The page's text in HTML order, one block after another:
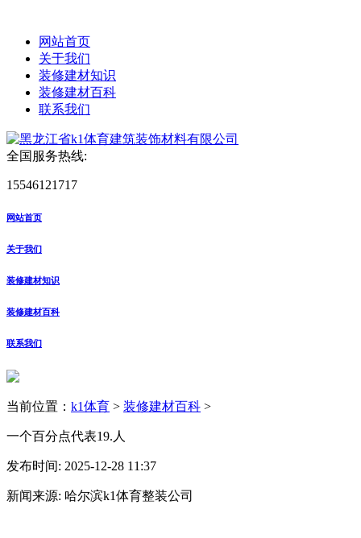
网站首页
关于我们
装修建材知识
装修建材百科
联系我们
全国服务热线:
15546121717
网站首页
关于我们
装修建材知识
装修建材百科
联系我们
当前位置： k1体育 > 装修建材百科 >
一个百分点代表19.人
发布时间: 2025-12-28 11:37
新闻来源: 哈尔滨k1体育整装公司